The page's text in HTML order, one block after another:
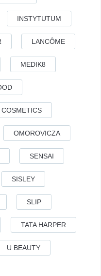
INSTYTUTUM
LANCÔME
MEDIK8
COSMETICS
OMOROVICZA
SENSAI
SISLEY
SLIP
TATA HARPER
U BEAUTY